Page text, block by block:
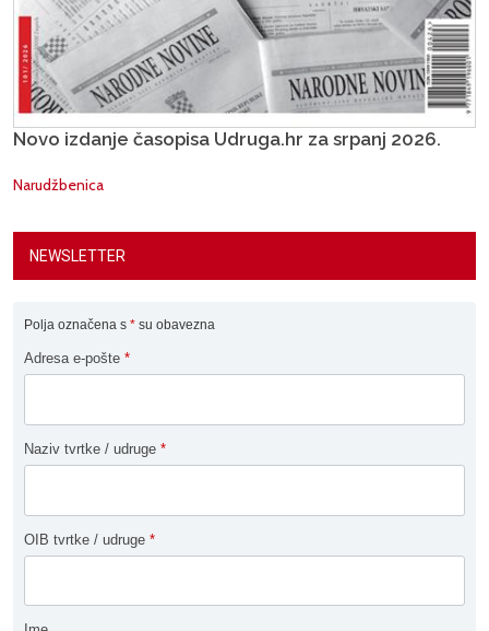
Novo izdanje časopisa Udruga.hr za srpanj 2026.
Narudžbenica
NEWSLETTER
Polja označena s * su obavezna
Adresa e-pošte *
Naziv tvrtke / udruge *
OIB tvrtke / udruge *